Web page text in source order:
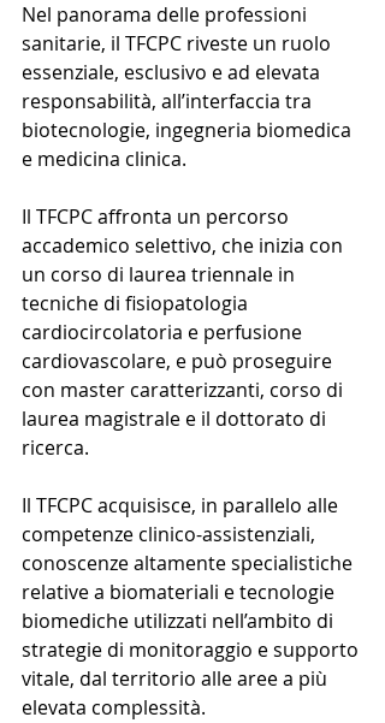
Nel panorama delle professioni
sanitarie, il TFCPC riveste un ruolo
essenziale, esclusivo e ad elevata
responsabilità, all’interfaccia tra
biotecnologie, ingegneria biomedica
e medicina clinica.
Il TFCPC affronta un percorso
accademico selettivo, che inizia con
un corso di laurea triennale in
tecniche di fisiopatologia
cardiocircolatoria e perfusione
cardiovascolare, e può proseguire
con master caratterizzanti, corso di
laurea magistrale e il dottorato di
ricerca.
Il TFCPC acquisisce, in parallelo alle
competenze clinico-assistenziali,
conoscenze altamente specialistiche
relative a biomateriali e tecnologie
biomediche utilizzati nell’ambito di
strategie di monitoraggio e supporto
vitale, dal territorio alle aree a più
elevata complessità.